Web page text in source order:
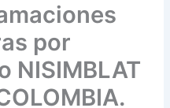
por
NISIMBLAT